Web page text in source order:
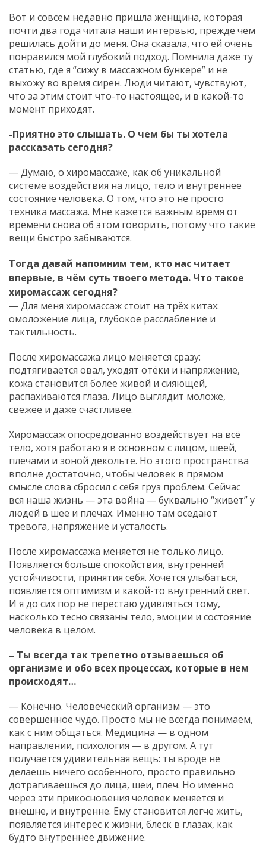
Вот и совсем недавно пришла женщина, которая
почти два года читала наши интервью, прежде чем
решилась дойти до меня. Она сказала, что ей очень
понравился мой глубокий подход. Помнила даже ту
статью, где я “сижу в массажном бункере” и не
выхожу во время сирен. Люди читают, чувствуют,
что за этим стоит что-то настоящее, и в какой-то
момент приходят.
-Приятно это слышать. О чем бы ты хотела
рассказать сегодня?
— Думаю, о хиромассаже, как об уникальной
системе воздействия на лицо, тело и внутреннее
состояние человека. О том, что это не просто
техника массажа. Мне кажется важным время от
времени снова об этом говорить, потому что такие
вещи быстро забываются.
Тогда давай напомним тем, кто нас читает
впервые, в чём суть твоего метода. Что такое
хиромассаж сегодня?
— Для меня хиромассаж стоит на трёх китах:
омоложение лица, глубокое расслабление и
тактильность.
После хиромассажа лицо меняется сразу:
подтягивается овал, уходят отёки и напряжение,
кожа становится более живой и сияющей,
распахиваются глаза. Лицо выглядит моложе,
свежее и даже счастливее.
Хиромассаж опосредованно воздействует на всё
тело, хотя работаю я в основном с лицом, шеей,
плечами и зоной декольте. Но этого пространства
вполне достаточно, чтобы человек в прямом
смысле слова сбросил с себя груз проблем. Сейчас
вся наша жизнь — эта война — буквально “живет” у
людей в шее и плечах. Именно там оседают
тревога, напряжение и усталость.
После хиромассажа меняется не только лицо.
Появляется больше спокойствия, внутренней
устойчивости, принятия себя. Хочется улыбаться,
появляется оптимизм и какой-то внутренний свет.
И я до сих пор не перестаю удивляться тому,
насколько тесно связаны тело, эмоции и состояние
человека в целом.
– Ты всегда так трепетно отзываешься об
организме и обо всех процессах, которые в нем
происходят…
— Конечно. Человеческий организм — это
совершенное чудо. Просто мы не всегда понимаем,
как с ним общаться. Медицина — в одном
направлении, психология — в другом. А тут
получается удивительная вещь: ты вроде не
делаешь ничего особенного, просто правильно
дотрагиваешься до лица, шеи, плеч. Но именно
через эти прикосновения человек меняется и
внешне, и внутренне. Ему становится легче жить,
появляется интерес к жизни, блеск в глазах, как
будто внутреннее движение.